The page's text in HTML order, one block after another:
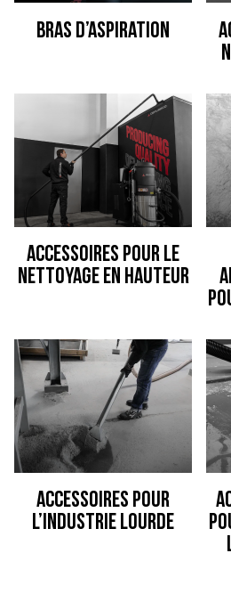
Bras d’aspiration
Accessoires pour le
nettoyage en hauteur
Accessoires pour
l’industrie lourde